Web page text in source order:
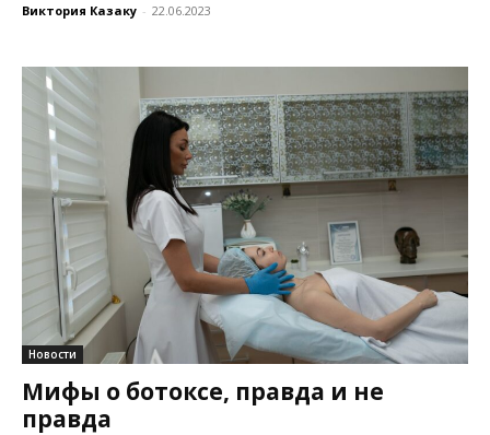
Виктория Казаку - 22.06.2023
Новости
Мифы о ботоксе, правда и не
правда